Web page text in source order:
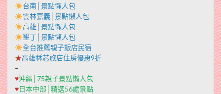
台南│景點懶人包
雲林嘉義│景點懶人包
高雄│景點懶人包
墾丁│景點懶人包
全台推薦親子飯店民宿
★高雄秝芯旅店住房優惠9折
–
♥沖繩│75親子景點懶人包
♥日本中部│精選56處景點